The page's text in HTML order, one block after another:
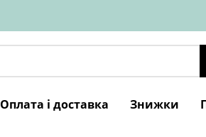
Оплата і доставка Знижки